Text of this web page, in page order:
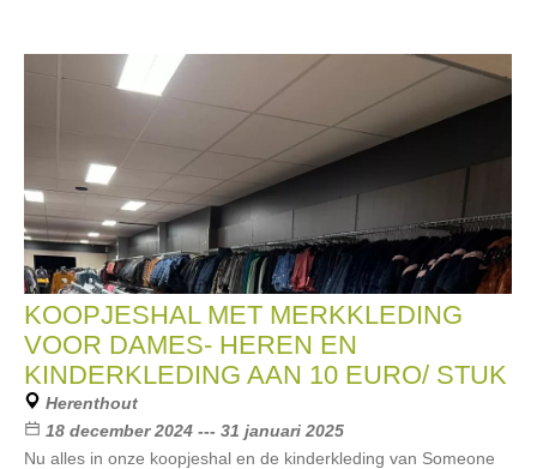
KOOPJESHAL MET MERKKLEDING
VOOR DAMES- HEREN EN
KINDERKLEDING AAN 10 EURO/ STUK
Herenthout
18 december 2024 --- 31 januari 2025
Nu alles in onze koopjeshal en de kinderkleding van Someone